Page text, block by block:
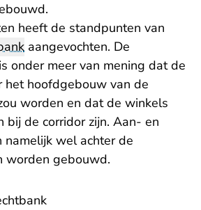
heeft de standpunten van
aangevochten. De
onder meer van mening dat de
het hoofdgebouw van de
worden en dat de winkels
bij de corridor zijn. Aan- en
namelijk wel achter de
worden gebouwd.